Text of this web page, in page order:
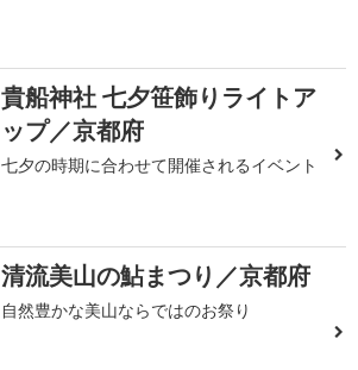
貴船神社 七夕笹飾りライトア
ップ／京都府
七夕の時期に合わせて開催されるイベント
清流美山の鮎まつり／京都府
自然豊かな美山ならではのお祭り